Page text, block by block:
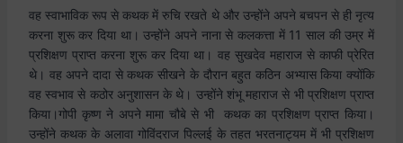
वह स्वाभाविक रूप से कथक में रुचि रखते थे और उन्होंने अपने बचपन से ही नृत्य
करना शुरू कर दिया था। उन्होंने अपने नाना से कलकत्ता में 11 साल की उम्र में
प्रशिक्षण प्राप्त करना शुरू कर दिया था। वह सुखदेव महाराज से काफी प्रेरित
थे। वह अपने दादा से कथक सीखने के दौरान बहुत कठिन अभ्यास किया क्योंकि
वह स्वभाव से कठोर अनुशासन के थे। उन्होंने शंभू महाराज से भी प्रशिक्षण प्राप्त
किया।गोपी कृष्ण ने अपने मामा चौबे से भी कथक का प्रशिक्षण प्राप्त किया।
उन्होंने कथक के अलावा गोविंदराज पिल्लई के तहत भरतनाट्यम में भी प्रशिक्षण